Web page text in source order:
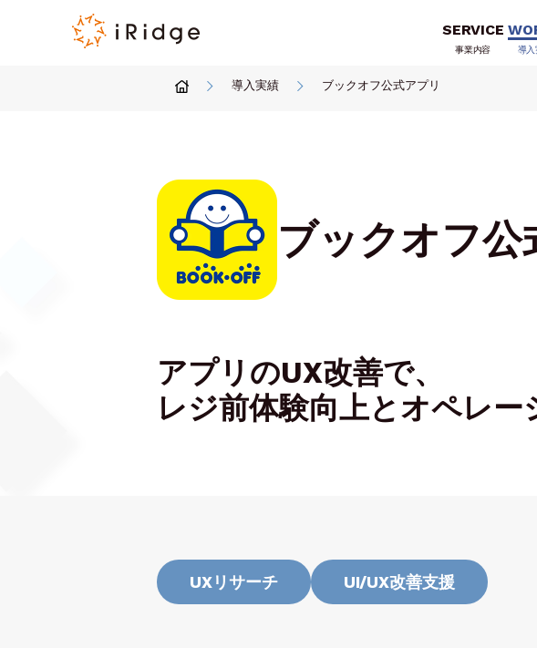
SERVICE
事業内容 導入
導入実績 ブックオフ公式アプリ
ブックオフ公
アプリのUX改善で、
レジ前体験向上とオペレー
UXリサーチ UI/UX改善支援